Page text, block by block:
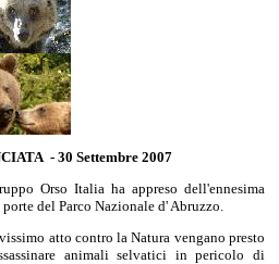
- 30 Settembre 2007
Orso Italia ha appreso dell'ennesima
del Parco Nazionale d' Abruzzo.
atto contro la Natura vengano presto
animali selvatici in pericolo di